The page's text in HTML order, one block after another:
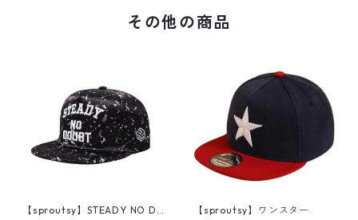
その他の商品
【sproutsy】STEADY NO D
【sproutsy】ワンスター